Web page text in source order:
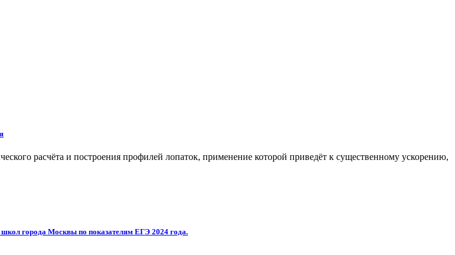
расчёта и построения профилей лопаток, применение которой приведёт к существенному ускорению,
школ города Москвы по показателям ЕГЭ 2024 года.